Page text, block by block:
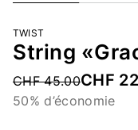
TWIST
String
Price reduced from
CHF 45.00CHF
50% d’économie